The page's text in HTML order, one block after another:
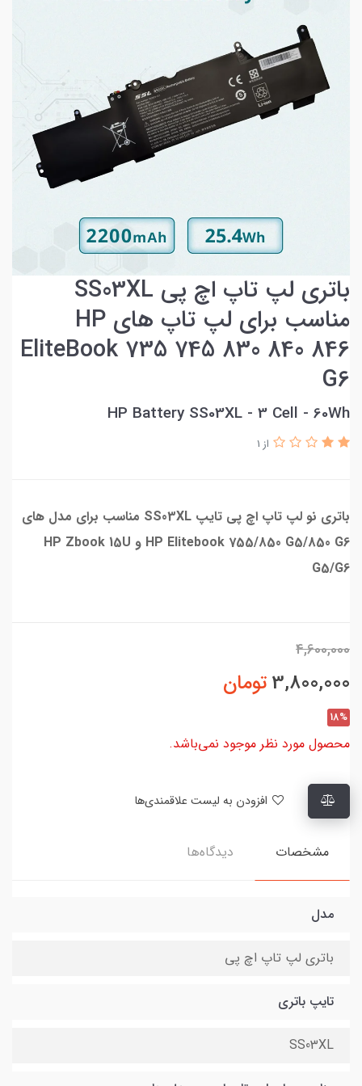
باتری لپ تاپ اچ پی SS03XL
مناسب برای لپ تاپ های HP
EliteBook 735 745 830 840 846
G6
HP Battery SS03XL - 3 Cell - 60Wh
از 1
باتری نو لپ تاپ اچ پی تایپ SS03XL مناسب برای مدل های
HP Elitebook 755/850 G5/850 G6 و HP Zbook 15U
G5/G6
4,600,000
3,800,000تومان
18%
محصول مورد نظر موجود نمی‌باشد.
مشخصات دیدگاه‌ها
مدل
باتری لپ تاپ اچ پی
تایپ باتری
SS03XL